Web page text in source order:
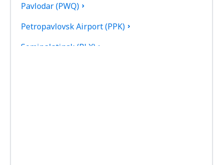
Pavlodar (PWQ)
Petropavlovsk Airport (PPK)
Semipalatinsk (PLX)